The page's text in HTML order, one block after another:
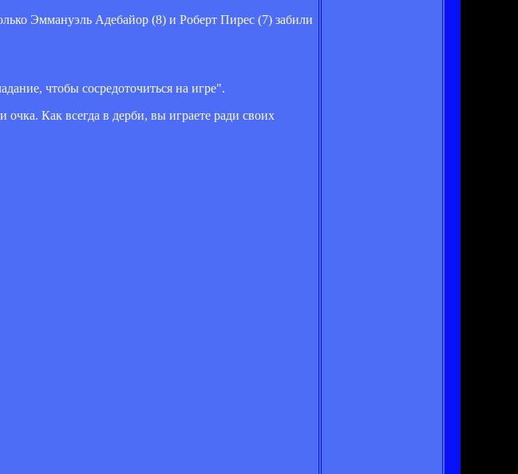
Эммануэль Адебайор (8) и Роберт Пирес (7) забили
чтобы сосредоточиться на игре".
Как всегда в дерби, вы играете ради своих